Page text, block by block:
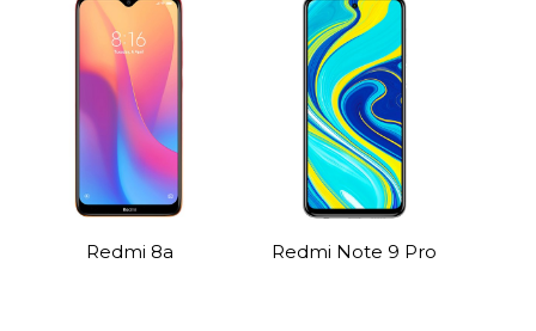
Redmi 8а Redmi Note 9 Pro